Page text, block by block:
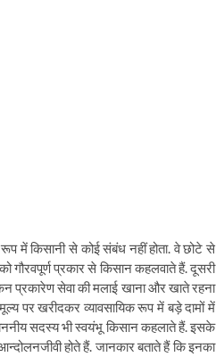
रूप में किसानी से कोई संबंध नहीं होता. वे छोटे से
गौरवपूर्ण प्रकार से किसान कहलवाते हैं. दूसरी
प्रकारेण सेवा की मलाई खाना और खाते रहना
पर खरीदकर व्यावसायिक रूप में बड़े दामों में
सदस्य भी स्वयंभू किसान कहलाते हैं. इसके
होते हैं. जानकार बताते हैं कि इनका